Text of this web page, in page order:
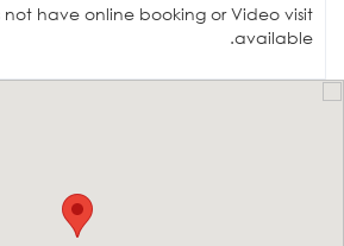
not have online booking or Video visit
available.